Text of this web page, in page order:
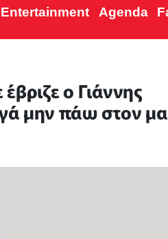
Entertainment Agenda
ο Γιάννης
μην πάω στον